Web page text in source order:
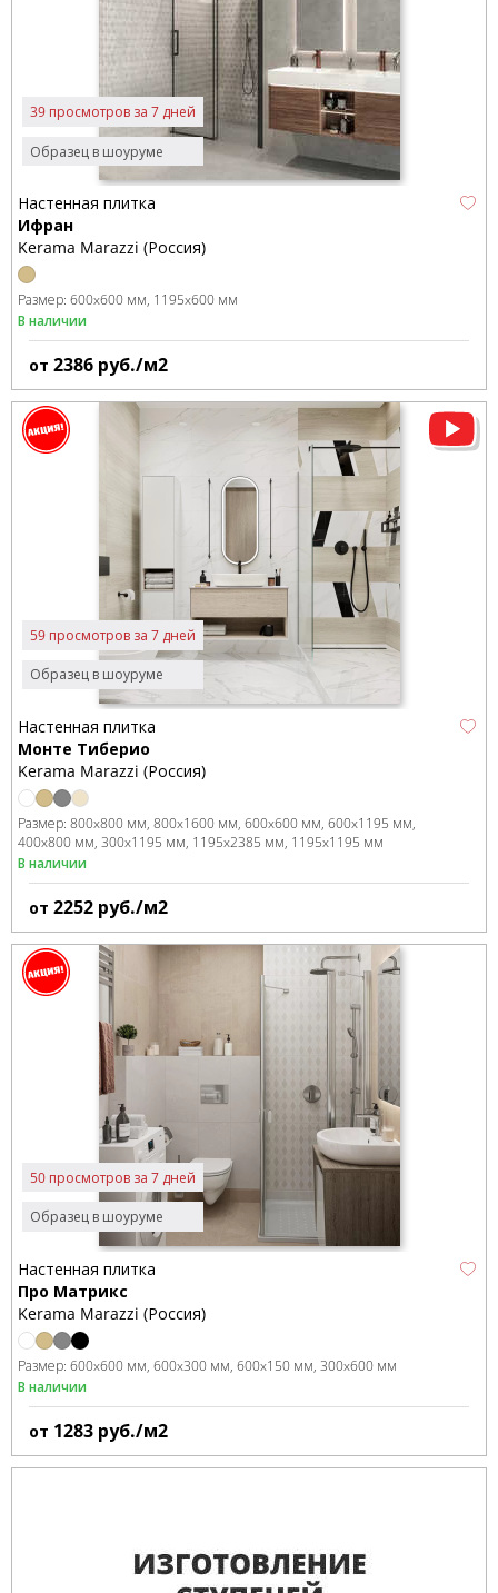
Образец в шоуруме
39 просмотров за 7 дней
Настенная плитка
Ифран
Kerama Marazzi (Россия)
Размер: 600x600 мм 1195x600 мм
В наличии
от 2386 руб./м2
Образец в шоуруме
59 просмотров за 7 дней
Настенная плитка
Монте Тиберио
Kerama Marazzi (Россия)
Размер: 800x800 мм 800x1600 мм 600x600 мм 600x1195 мм
400x800 мм 300x1195 мм 1195x2385 мм 1195x1195 мм
В наличии
от 2252 руб./м2
Образец в шоуруме
50 просмотров за 7 дней
Настенная плитка
Про Матрикс
Kerama Marazzi (Россия)
Размер: 600x600 мм 600x300 мм 600x150 мм 300x600 мм
В наличии
от 1283 руб./м2